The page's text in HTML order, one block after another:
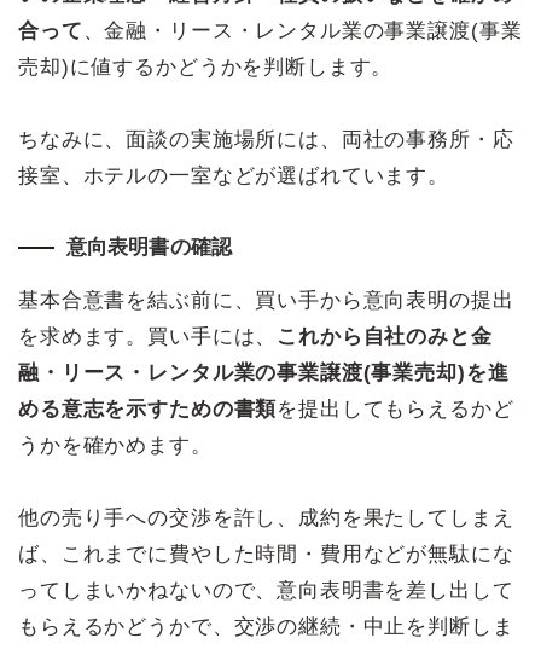
合って 、金融・リース・レンタル業の事業譲渡(事業
売却)に値するかどうかを判断します。
ちなみに、面談の実施場所には、両社の事務所・応
接室、ホテルの一室などが選ばれています。
意向表明書の確認
基本合意書を結ぶ前に、買い手から意向表明の提出
を求めます。買い手には、 これから自社のみと金
融・リース・レンタル業の事業譲渡(事業売却)を進
める意志を示すための書類を提出してもらえるかど
うかを確かめます。
他の売り手への交渉を許し、成約を果たしてしまえ
ば、これまでに費やした時間・費用などが無駄にな
ってしまいかねないので、意向表明書を差し出して
もらえるかどうかで、交渉の継続・中止を判断しま